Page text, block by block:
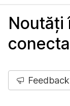
Noutăți